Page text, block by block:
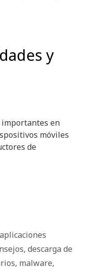
y
importantes en
móviles
de
aplicaciones
, descarga de
, malware,